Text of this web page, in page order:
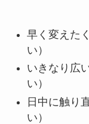
早く変えた
い）
いきなり広
い）
日中に触り
い）